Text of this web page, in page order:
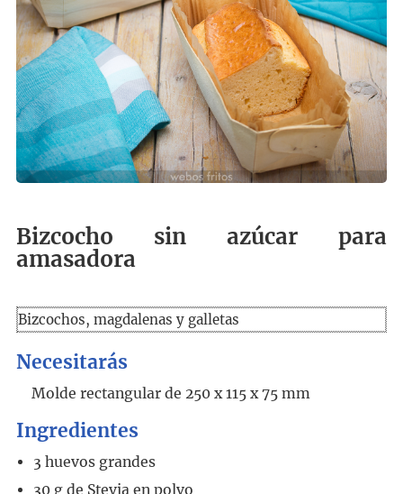
Bizcocho sin azúcar para
amasadora
Bizcochos, magdalenas y galletas
Necesitarás
Molde rectangular de 250 x 115 x 75 mm
Ingredientes
3 huevos grandes
30 g de Stevia en polvo